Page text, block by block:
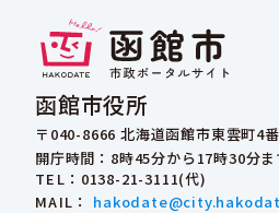
函館市役所
〒040-8666 北海道函館市東雲町4
開庁時間：8時45分から17時30分
TEL ：0138-21-3111(代)
MAIL ：